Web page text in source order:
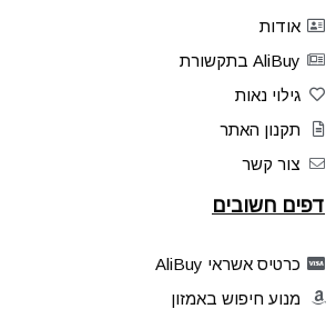
אודות
AliBuy בתקשורת
גילוי נאות
תקנון האתר
צור קשר
דפים חשובים
כרטיס אשראי AliBuy
מנוע חיפוש באמזון